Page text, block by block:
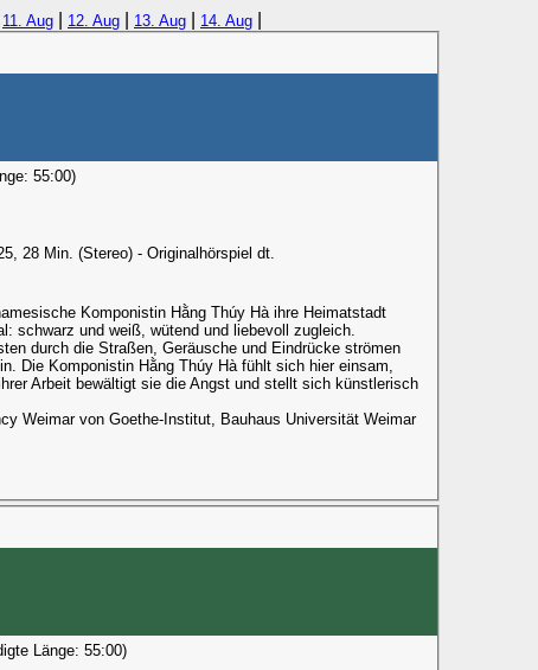
11. Aug 12. Aug 13. Aug 14. Aug
55:00)
28 Min. (Stereo) - Originalhörspiel dt.
Komponistin Hằng Thúy Hà ihre Heimatstadt
schwarz und weiß, wütend und liebevoll zugleich.
durch die Straßen, Geräusche und Eindrücke strömen
Die Komponistin Hằng Thúy Hà fühlt sich hier einsam,
Arbeit bewältigt sie die Angst und stellt sich künstlerisch
Weimar von Goethe-Institut, Bauhaus Universität Weimar
Länge: 55:00)